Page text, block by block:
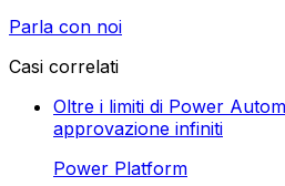
Parla con noi
Casi correlati
Oltre i limiti di Power
approvazione infiniti
Power Platform